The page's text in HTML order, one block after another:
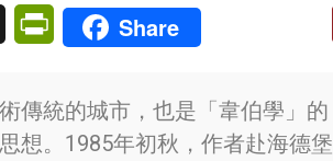
X PrintFriendly
Share
傳統的城市，也是「韋伯學」的
想。1985年初秋，作者赴海德堡